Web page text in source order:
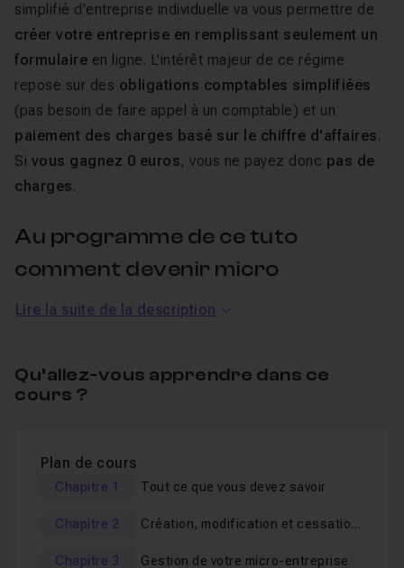
simplifié d'entreprise individuelle va vous permettre de
créer votre entreprise en remplissant seulement un
formulaire en ligne. L'intérêt majeur de ce régime
repose sur des obligations comptables simplifiées
(pas besoin de faire appel à un comptable) et un
paiement des charges basé sur le chiffre d'affaires.
Si vous gagnez 0 euros, vous ne payez donc pas de
charges.
Au programme de ce tuto
comment devenir micro
entrepreneur
toutes les notions importantes de ce régime :
fonctionnaire, retraité)
Les plafonds de chiffres d'affaires à respecter et les
seuils de tolérance
Lire la suite de la description
Qu’allez-vous apprendre dans ce
cours ?
Plan de cours
Chapitre 1 Tout ce que vous devez savoir
Chapitre 2
Création, modification et cessation
entrepreneur
Chapitre 3 Gestion de votre micro-entreprise